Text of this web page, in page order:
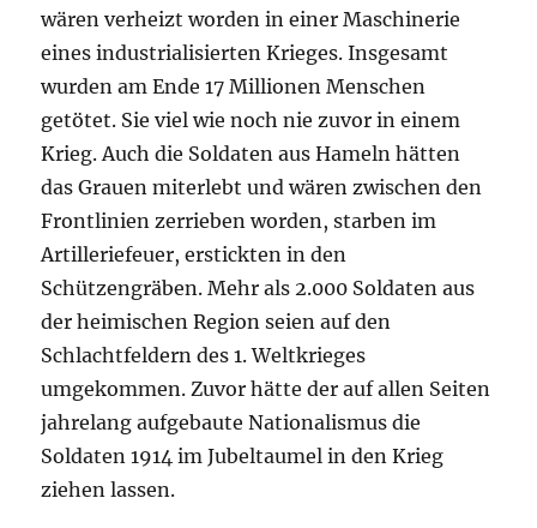
wären verheizt worden in einer Maschinerie
eines industrialisierten Krieges. Insgesamt
wurden am Ende 17 Millionen Menschen
getötet. Sie viel wie noch nie zuvor in einem
Krieg. Auch die Soldaten aus Hameln hätten
das Grauen miterlebt und wären zwischen den
Frontlinien zerrieben worden, starben im
Artilleriefeuer, erstickten in den
Schützengräben. Mehr als 2.000 Soldaten aus
der heimischen Region seien auf den
Schlachtfeldern des 1. Weltkrieges
umgekommen. Zuvor hätte der auf allen Seiten
jahrelang aufgebaute Nationalismus die
Soldaten 1914 im Jubeltaumel in den Krieg
ziehen lassen.